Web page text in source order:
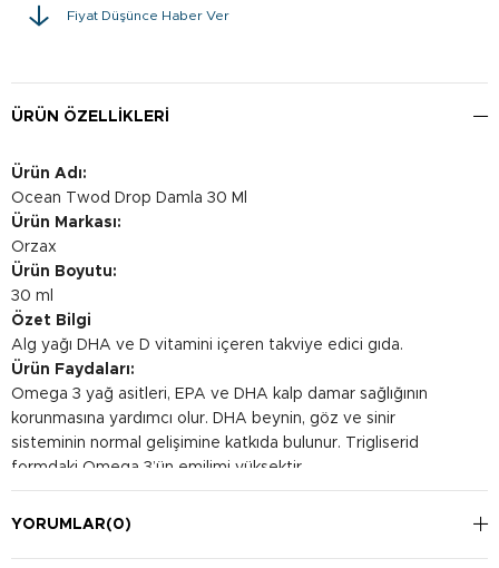
Fiyat Düşünce Haber Ver
ÜRÜN ÖZELLIKLERI
Ürün Adı:
Ocean Twod Drop Damla 30 Ml
Ürün Markası:
Orzax
Ürün Boyutu:
30 ml
Özet Bilgi
Alg yağı DHA ve D vitamini içeren takviye edici gıda.
Ürün Faydaları:
Omega 3 yağ asitleri, EPA ve DHA kalp damar sağlığının
korunmasına yardımcı olur. DHA beynin, göz ve sinir
sisteminin normal gelişimine katkıda bulunur. Trigliserid
formdaki Omega 3’ün emilimi yüksektir.
Kullanım Şekli:
Tavsiye edilen günlük alım miktarı 4-10 yaş grubu çocuklar ve
YORUMLAR(0)